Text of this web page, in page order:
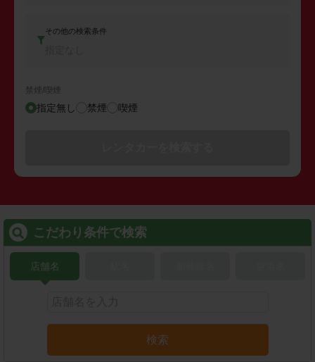
その他の検索条件
禁煙/喫煙
指定無し 禁煙 喫煙
こだわり条件で検索
店舗名
検索